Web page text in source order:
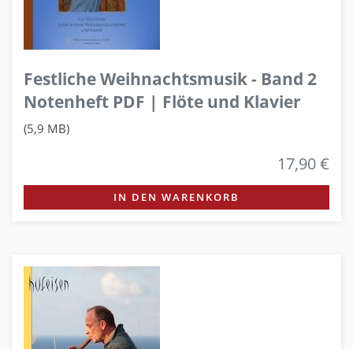
Festliche Weihnachtsmusik - Band 2
Notenheft PDF | Flöte und Klavier
(5,9 MB)
17,90 €
IN DEN WARENKORB